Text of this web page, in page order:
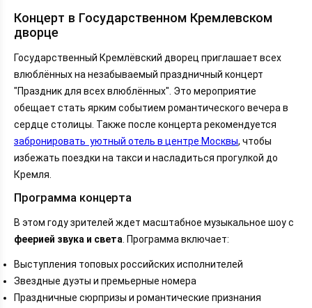
Концерт в Государственном Кремлевском
дворце
Государственный Кремлёвский дворец приглашает всех
влюблённых на незабываемый праздничный концерт
"Праздник для всех влюблённых". Это мероприятие
обещает стать ярким событием романтического вечера в
сердце столицы. Также после концерта рекомендуется
забронировать уютный отель в центре Москвы, чтобы
избежать поездки на такси и насладиться прогулкой до
Кремля.
Программа концерта
В этом году зрителей ждет масштабное музыкальное шоу с
феерией звука и света. Программа включает:
Выступления топовых российских исполнителей
Звездные дуэты и премьерные номера
Праздничные сюрпризы и романтические признания